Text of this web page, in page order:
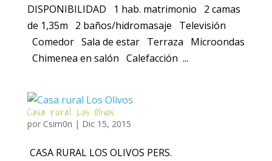
DISPONIBILIDAD 1 hab. matrimonio 2 camas
de 1,35m 2 baños/hidromasaje Televisión
Comedor Sala de estar Terraza Microondas
Chimenea en salón Calefacción ...
Casa rural Los Olivos
por Csim0n | Dic 15, 2015
CASA RURAL LOS OLIVOS PERS.